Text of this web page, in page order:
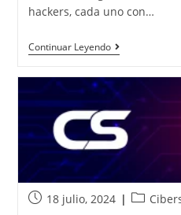
hackers, cada uno con…
Continuar Leyendo
18 julio, 2024